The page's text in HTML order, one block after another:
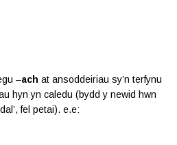
–ach at ansoddeiriau sy’n terfynu
hyn yn caledu (bydd y newid hwn
fel petai). e.e: